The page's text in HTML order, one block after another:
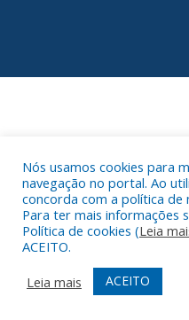
Nós usamos cookies para
navegação no portal. Ao
concorda com a política
Para ter mais informações
Política de cookies (Leia
ACEITO.
Leia mais
ACEITO